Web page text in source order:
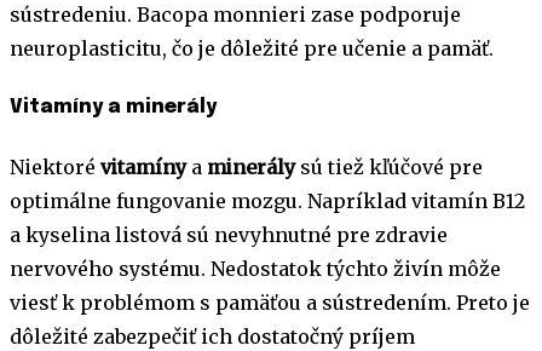
sústredeniu. Bacopa monnieri zase podporuje
neuroplasticitu, čo je dôležité pre učenie a pamäť.
Vitamíny a minerály
Niektoré vitamínya minerálysú tiež kľúčové pre
optimálne fungovanie mozgu. Napríklad vitamín B12
a kyselina listová sú nevyhnutné pre zdravie
nervového systému. Nedostatok týchto živín môže
viesť k problémom s pamäťou a sústredením. Preto je
dôležité zabezpečiť ich dostatočný príjem